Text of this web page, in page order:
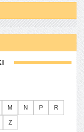
M N P R
Z